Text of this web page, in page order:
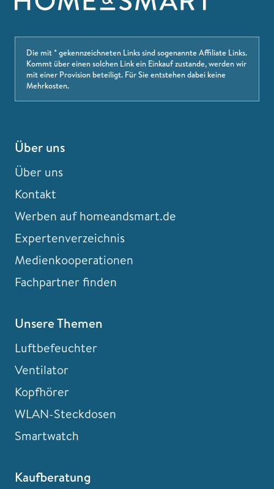
Die mit * gekennzeichneten Links sind sogenannte Affiliate Links.
Kommt über einen solchen Link ein Einkauf zustande, werden wir
mit einer Provision beteiligt. Für Sie entstehen dabei keine
Mehrkosten.
Über uns
Über uns
Kontakt
Werben auf homeandsmart.de
Expertenverzeichnis
Medienkooperationen
Fachpartner finden
Unsere Themen
Luftbefeuchter
Ventilator
Kopfhörer
WLAN-Steckdosen
Smartwatch
Kaufberatung